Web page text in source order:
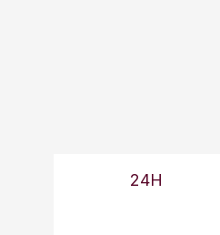
24H